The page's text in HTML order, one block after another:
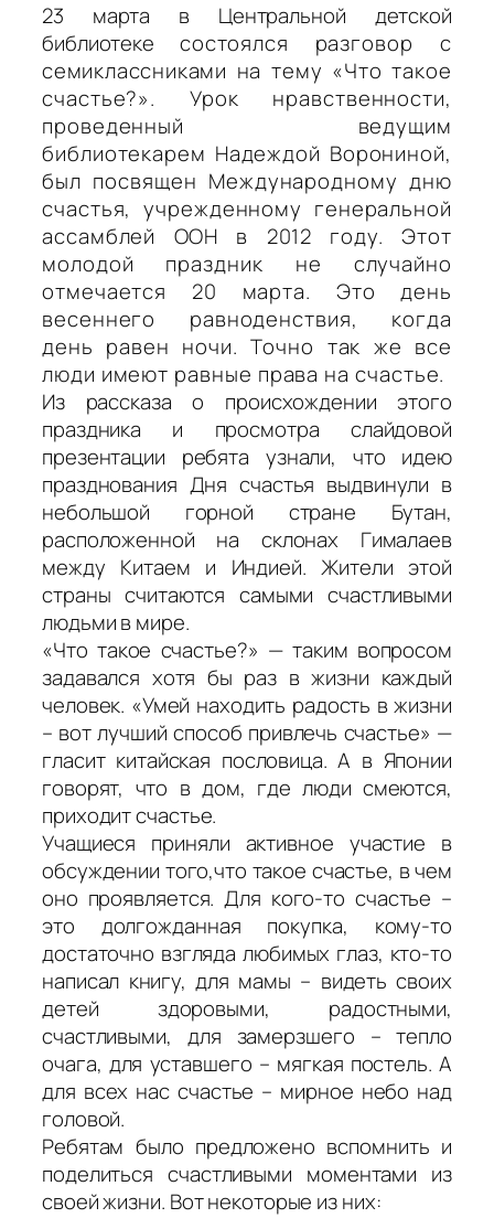
23 марта в Центральной детской
библиотекесостоялся разговорс
семиклассниками на тему «Что такое
счастье?». Урок нравственности,
проведенный ведущим
библиотекарем Надеждой Ворониной,
был посвящен Международному дню
счастья, учрежденному генеральной
ассамблей ООН в 2012 году. Этот
молодой праздник не случайно
отмечается 20 марта. Это день
весеннего равноденствия, когда
день равен ночи. Точно так же все
люди имеют равные права на счастье.
Из рассказа о происхождении этого
праздника и просмотра слайдовой
презентации ребята узнали, что идею
празднования Дня счастья выдвинули в
небольшой горной стране Бутан,
расположенной на склонах Гималаев
между Китаем и Индией. Жители этой
страны считаются самыми счастливыми
людьми в мире.
«Что такое счастье?» — таким вопросом
задавался хотя бы раз в жизни каждый
человек. «Умей находить радость в жизни
– вот лучший способ привлечь счастье» —
гласит китайская пословица. А в Японии
говорят, что в дом, где люди смеются,
приходит счастье.
Учащиеся приняли активное участие в
обсуждении того,что такое счастье, в чем
оно проявляется. Для кого-то счастье –
это долгожданная покупка, кому-то
достаточно взгляда любимых глаз, кто-то
написал книгу, для мамы – видеть своих
детей здоровыми, радостными,
счастливыми, для замерзшего – тепло
очага, для уставшего – мягкая постель. А
для всех нас счастье – мирное небо над
головой.
Ребятам было предложено вспомнить и
поделиться счастливыми моментами из
своей жизни. Вот некоторые из них: